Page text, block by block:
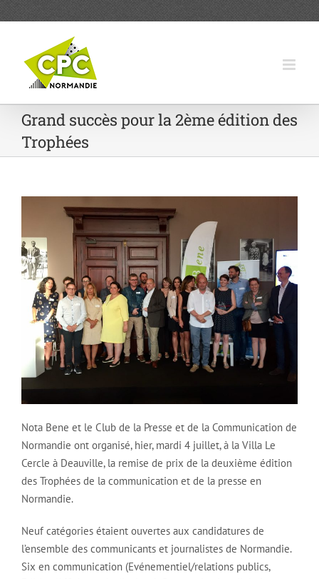
Grand succès pour la 2ème édition des
Trophées
Nota Bene et le Club de la Presse et de la Communication de
Normandie ont organisé, hier, mardi 4 juillet, à la Villa Le
Cercle à Deauville, la remise de prix de la deuxième édition
des Trophées de la communication et de la presse en
Normandie.
Neuf catégories étaient ouvertes aux candidatures de
l’ensemble des communicants et journalistes de Normandie.
Six en communication (Evénementiel/relations publics,